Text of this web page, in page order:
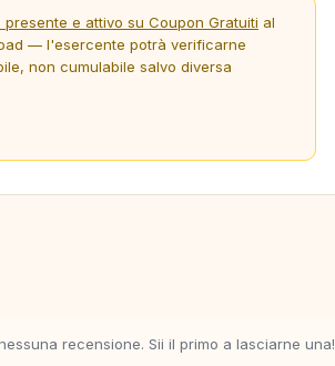
e attivo su Coupon Gratuiti al
— l'esercente potrà verificarne
non cumulabile salvo diversa
recensione. Sii il primo a lasciarne una!